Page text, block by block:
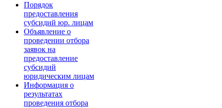
Порядок
предоставления
субсидий юр. лицам
Объявление о
проведении отбора
заявок на
предоставление
субсидий
юридическим лицам
Информация о
результатах
проведения отбора